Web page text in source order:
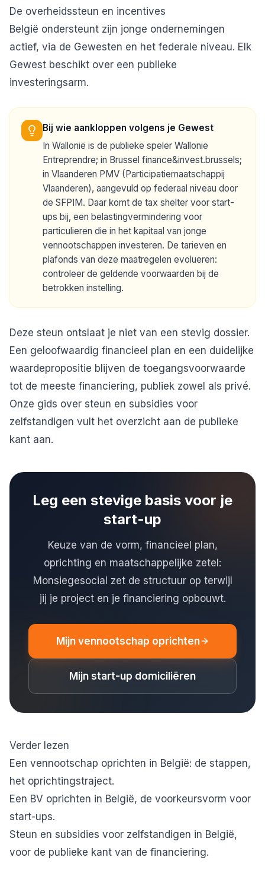
De overheidssteun en incentives
België ondersteunt zijn jonge ondernemingen
actief, via de Gewesten en het federale niveau. Elk
Gewest beschikt over een publieke
investeringsarm.
Bij wie aankloppen volgens je Gewest
In Wallonië is de publieke speler Wallonie
Entreprendre; in Brussel finance&invest.brussels;
in Vlaanderen PMV (Participatiemaatschappij
Vlaanderen), aangevuld op federaal niveau door
de SFPIM. Daar komt de tax shelter voor start-
ups bij, een belastingvermindering voor
particulieren die in het kapitaal van jonge
vennootschappen investeren. De tarieven en
plafonds van deze maatregelen evolueren:
controleer de geldende voorwaarden bij de
betrokken instelling.
Deze steun ontslaat je niet van een stevig dossier.
Een geloofwaardig financieel plan en een duidelijke
waardepropositie blijven de toegangsvoorwaarde
tot de meeste financiering, publiek zowel als privé.
Onze gids over steun en subsidies voor
zelfstandigen vult het overzicht aan de publieke
kant aan.
Leg een stevige basis voor je
start-up
Keuze van de vorm, financieel plan,
oprichting en maatschappelijke zetel:
Monsiegesocial zet de structuur op terwijl
jij je project en je financiering opbouwt.
Mijn vennootschap oprichten
Mijn start-up domiciliëren
Verder lezen
Een vennootschap oprichten in België: de stappen,
het oprichtingstraject.
Een BV oprichten in België, de voorkeursvorm voor
start-ups.
Steun en subsidies voor zelfstandigen in België,
voor de publieke kant van de financiering.